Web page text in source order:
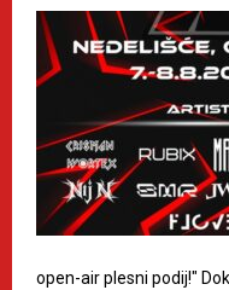
open-air plesni podij!"